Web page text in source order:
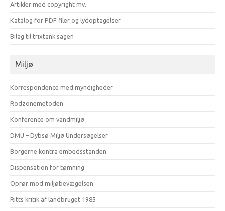
Artikler med copyright mv.
Katalog for PDF filer og lydoptagelser
Bilag til trixtank sagen
Miljø
Korrespondence med myndigheder
Rodzonemetoden
Konference om vandmiljø
DMU – Dybsø Miljø Undersøgelser
Borgerne kontra embedsstanden
Dispensation for tømning
Oprør mod miljøbevægelsen
Ritts kritik af landbruget 1985